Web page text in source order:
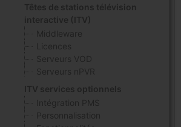
Têtes de stations télévision
interactive (ITV)
Middleware
Licences
Serveurs VOD
Serveurs nPVR
ITV services optionnels
Intégration PMS
Personnalisation